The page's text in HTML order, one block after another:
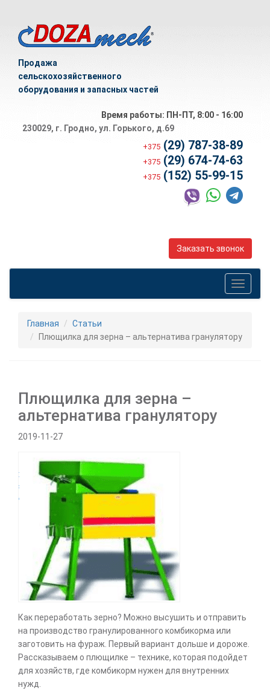
Продажа
сельскохозяйственного
оборудования и запасных частей
Время работы: ПН-ПТ, 8:00 - 16:00
230029, г. Гродно, ул. Горького, д.69
+375 (29) 787-38-89
+375 (29) 674-74-63
+375 (152) 55-99-15
Заказать звонок
Toggle
Главная
Статьи
Плющилка для зерна – альтернатива гранулятору
Плющилка для зерна –
альтернатива гранулятору
2019-11-27
Как переработать зерно? Можно высушить и отправить
на производство гранулированного комбикорма или
заготовить на фураж. Первый вариант дольше и дороже.
Рассказываем о плющилке – технике, которая подойдет
для хозяйств, где комбикорм нужен для внутренних
нужд.